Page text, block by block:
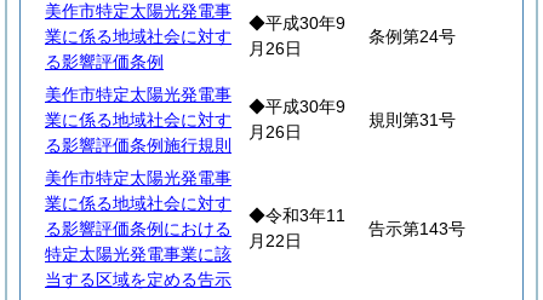
美作市特定太陽光発電事
業に係る地域社会に対す
る影響評価条例
◆平成30年9
月26日
条例第24号
美作市特定太陽光発電事
業に係る地域社会に対す
る影響評価条例施行規則
◆平成30年9
月26日
規則第31号
美作市特定太陽光発電事
業に係る地域社会に対す
る影響評価条例における
特定太陽光発電事業に該
当する区域を定める告示
◆令和3年11
月22日
告示第143号